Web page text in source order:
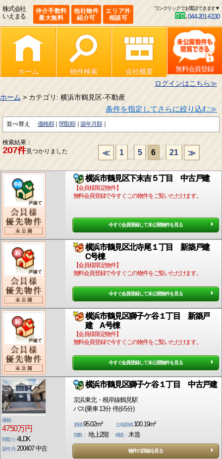
株式会社
いえまる
仲介手数料
最大無料
他社物件
紹介可
エリア外
相談可
ワンクリックでお電話できます▼
044-201-6130
ホーム 物件検索 会社概要
無料会員登録
ログインはこちら≫
ホーム > カテゴリ: 横浜市鶴見区-不動産
条件を指定してさらに絞り込む≫
並べ替え 価格順 間取順 築年月順
検索結果：
207件見つかりました ≪ 1
...
5 6
...
21 ≫
横浜市鶴見区下末吉５丁目 中古戸建
【会員様限定物件】
無料会員登録で今すぐこの物件をご覧いただけます。
今すぐ会員登録して未公開物件を見る
横浜市鶴見区北寺尾１丁目 新築戸建
C号棟
【会員様限定物件】
無料会員登録で今すぐこの物件をご覧いただけます。
今すぐ会員登録して未公開物件を見る
横浜市鶴見区獅子ケ谷１丁目 新築戸
建 A号棟
【会員様限定物件】
無料会員登録で今すぐこの物件をご覧いただけます。
今すぐ会員登録して未公開物件を見る
価格:
4750万円
間取り:4LDK
築年月:200407 中古
横浜市鶴見区獅子ケ谷１丁目 中古戸建
京浜東北・根岸線鶴見駅
バス(乗車 13分 停歩5分)
面積:95.02m² 土地面積:100.19m²
階数： 地上2階 構造：木造
物件の詳細を見る